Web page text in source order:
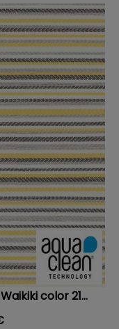
color 21...